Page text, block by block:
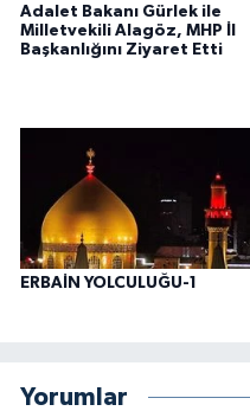
Adalet Bakanı Gürlek ile
Milletvekili Alagöz, MHP İl
Başkanlığını Ziyaret Etti
ERBAİN YOLCULUĞU-1
Yorumlar